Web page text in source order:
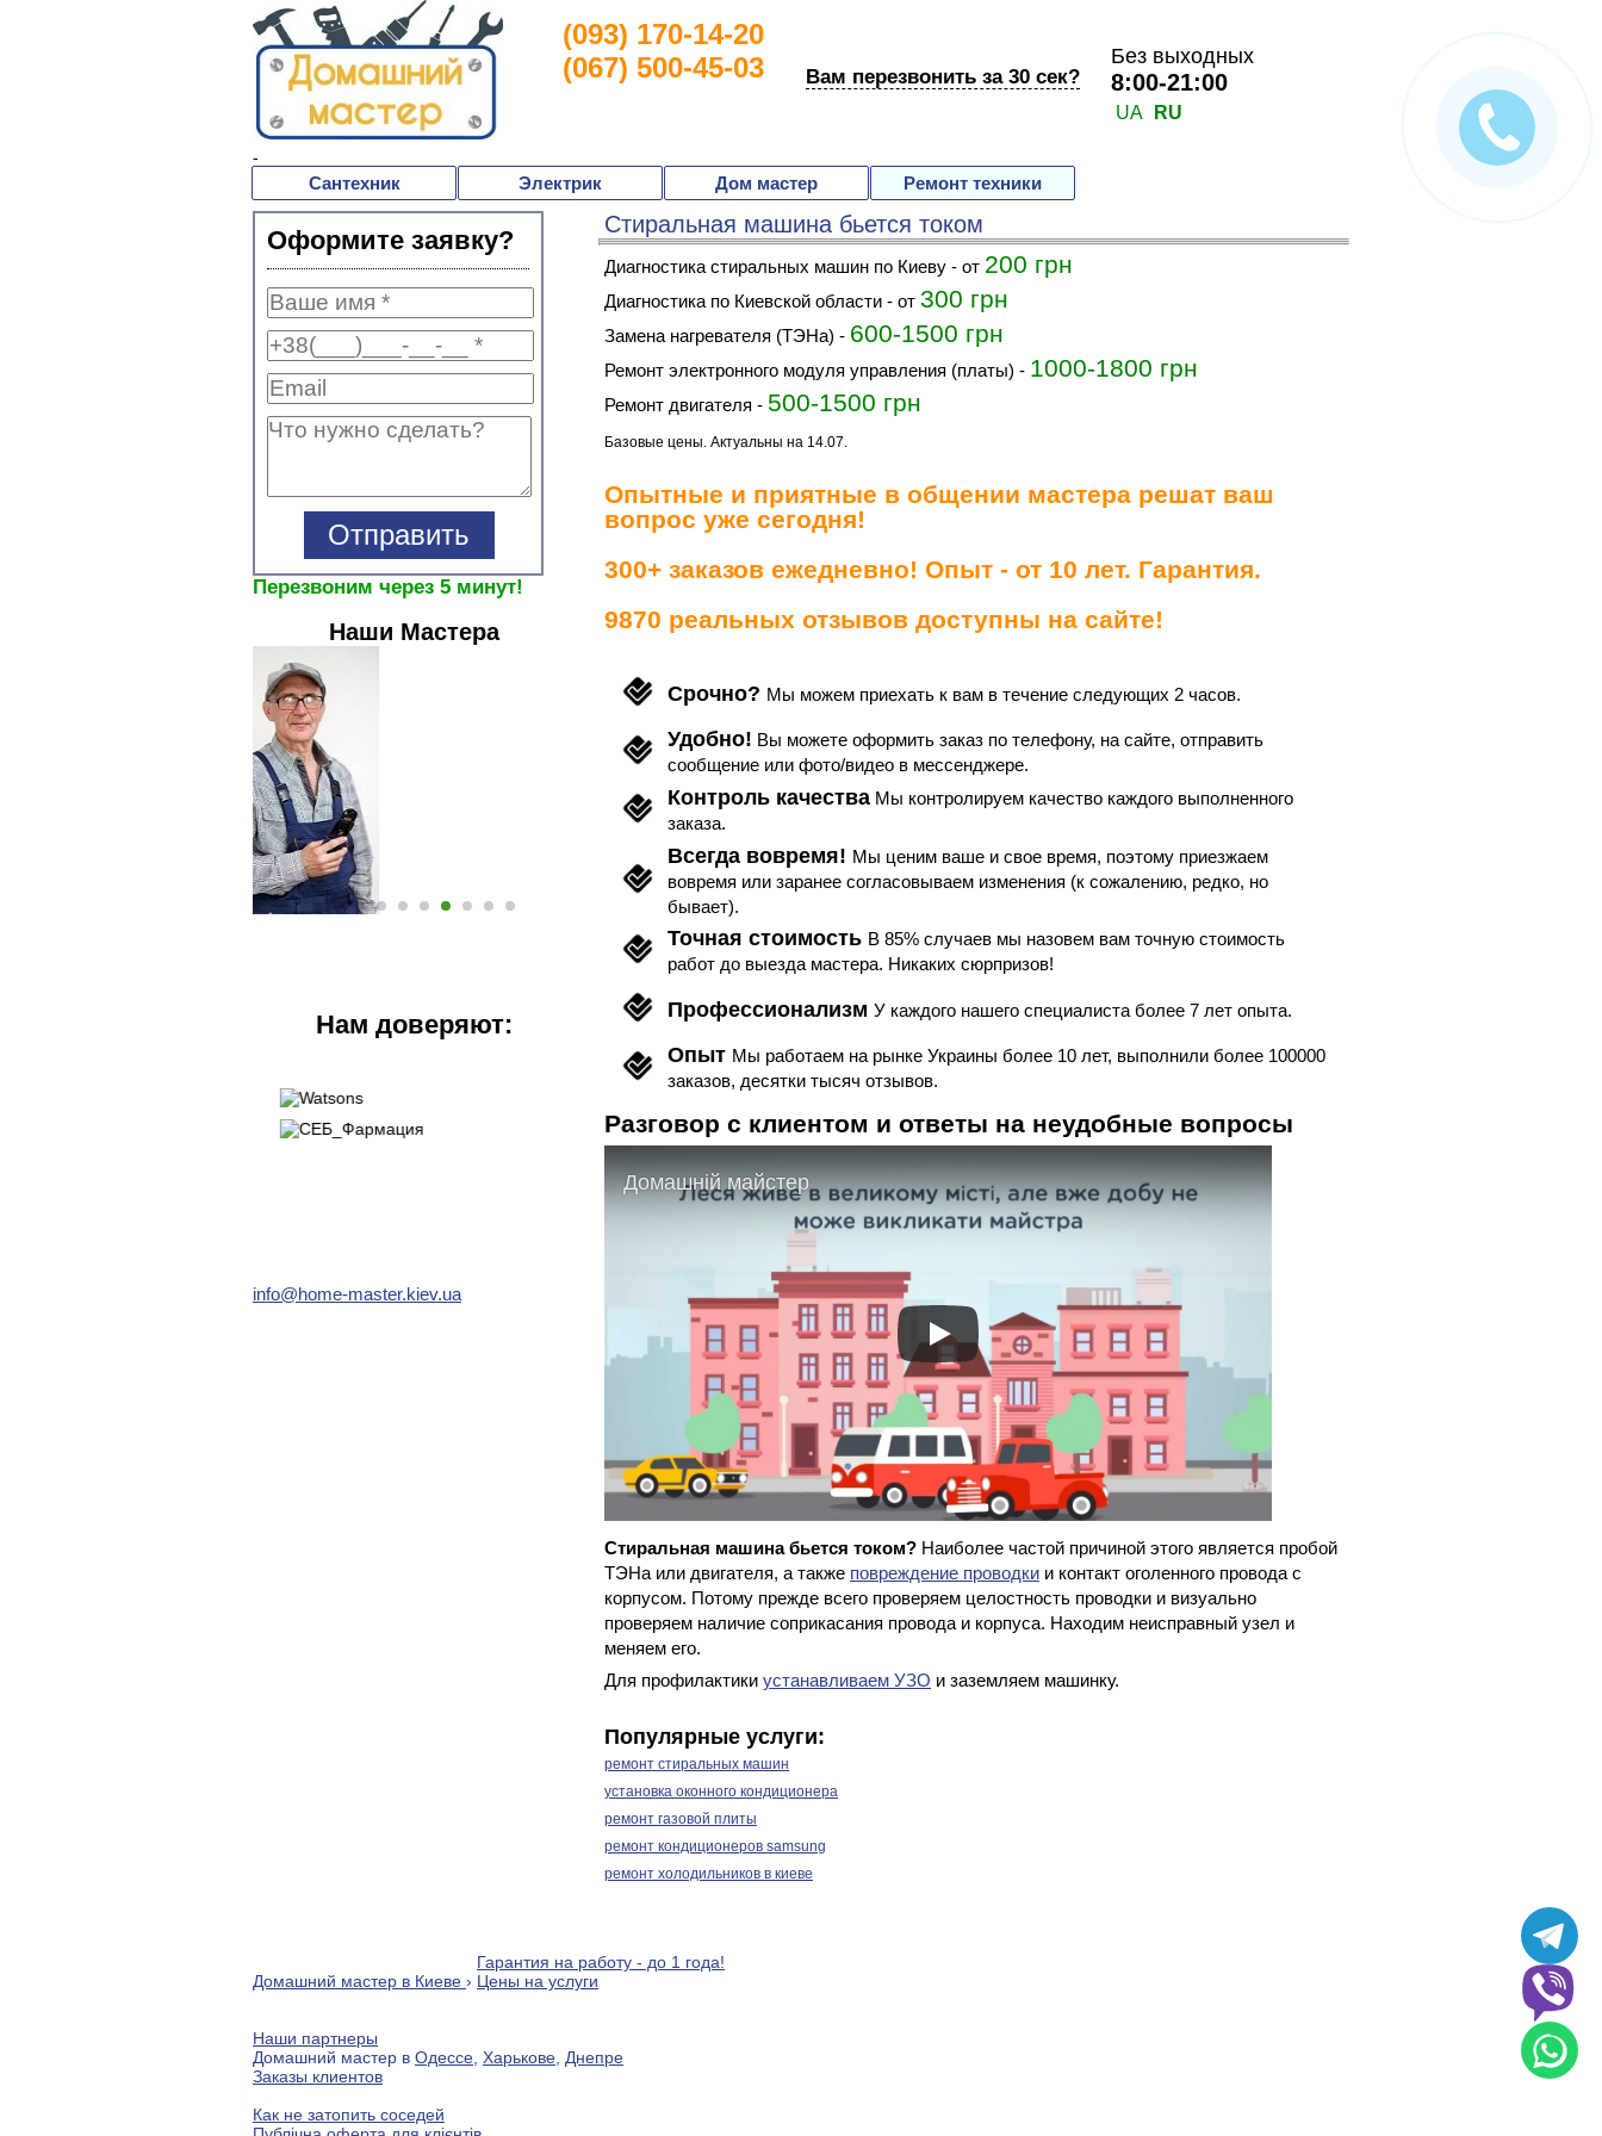
-
Без выходных
8:00-21:00
UA RU
(093) 170-14-20
(067) 500-45-03
Вам перезвонить за 30 сек?
Сантехник Электрик Дом мастер Ремонт техники
Стиральная машина бьется током
Диагностика стиральных машин по Киеву - от 200 грн
Диагностика по Киевской области - от 300 грн
Замена нагревателя (ТЭНа) - 600-1500 грн
Ремонт электронного модуля управления (платы) - 1000-1800 грн
Ремонт двигателя - 500-1500 грн
Базовые цены. Актуальны на 14.07.
Опытные и приятные в общении мастера решат ваш
вопрос уже сегодня!
300+ заказов ежедневно! Опыт - от 10 лет. Гарантия.
9870 реальных отзывов доступны на сайте!
Срочно? Мы можем приехать к вам в течение следующих 2 часов.
Удобно! Вы можете оформить заказ по телефону, на сайте, отправить
сообщение или фото/видео в мессенджере.
Контроль качества Мы контролируем качество каждого выполненного
заказа.
Всегда вовремя! Мы ценим ваше и свое время, поэтому приезжаем
вовремя или заранее согласовываем изменения (к сожалению, редко, но
бывает).
Точная стоимость В 85% случаев мы назовем вам точную стоимость
работ до выезда мастера. Никаких сюрпризов!
Профессионализм У каждого нашего специалиста более 7 лет опыта.
Опыт Мы работаем на рынке Украины более 10 лет, выполнили более 100000
заказов, десятки тысяч отзывов.
Разговор с клиентом и ответы на неудобные вопросы
Домашній майстер
Стиральная машина бьется током? Наиболее частой причиной этого является пробой
ТЭНа или двигателя, а также повреждение проводки и контакт оголенного провода с
корпусом. Потому прежде всего проверяем целостность проводки и визуально
проверяем наличие соприкасания провода и корпуса. Находим неисправный узел и
меняем его.
Для профилактики устанавливаем УЗО и заземляем машинку.
Популярные услуги:
ремонт стиральных машин
установка оконного кондиционера
ремонт газовой плиты
ремонт кондиционеров samsung
ремонт холодильников в киеве
Оформите заявку?
Перезвоним через 5 минут!
Наши Мастера
Нам доверяют:
info@home-master.kiev.ua
Домашний мастер в Киеве ›
Гарантия на работу - до 1 года!
Цены на услуги
Наши партнеры
Домашний мастер в Одессе Харькове Днепре
Заказы клиентов
Как не затопить соседей